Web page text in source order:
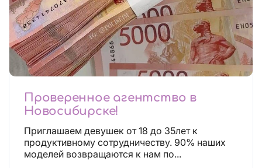
Проверенное агентство в
Новосибирске!
Приглашаем девушек от 18 до 35лет к
продуктивному сотрудничеству. 90% наших
моделей возвращаются к нам по...